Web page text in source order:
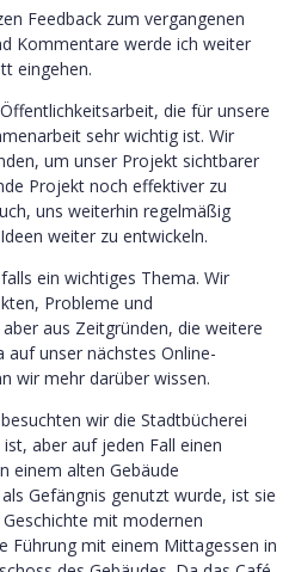
Feedback zum vergangenen
Kommentare werde ich weiter
eingehen.
die für unsere
sehr wichtig ist. Wir
um unser Projekt sichtbarer
Projekt noch effektiver zu
uns weiterhin regelmäßig
weiter zu entwickeln.
ein wichtiges Thema. Wir
Probleme und
aus Zeitgründen, die weitere
auf unser nächstes Online-
wir mehr darüber wissen.
wir die Stadtbücherei
aber auf jeden Fall einen
einem alten Gebäude
Gefängnis genutzt wurde, ist sie
mit modernen
Führung mit einem Mittagessen in